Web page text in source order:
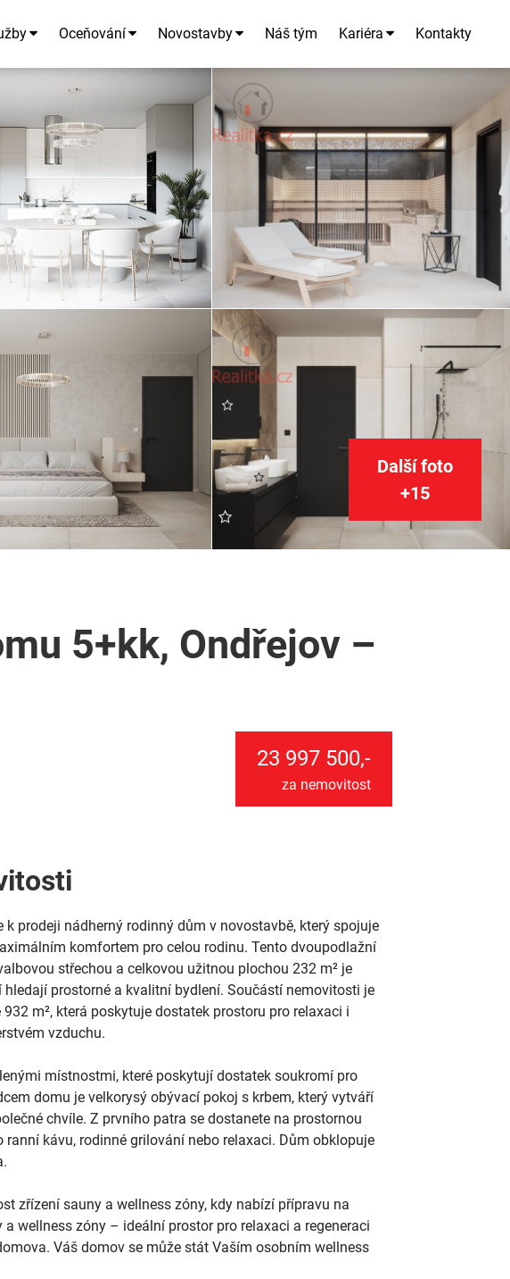
Oceňování Novostavby Náš tým Kariéra Kontakty
Další foto
+15
5+kk, Ondřejov –
23 997 500,-
za nemovitost
k prodeji nádherný rodinný dům v novostavbě, který spojuje
komfortem pro celou rodinu. Tento dvoupodlažní
střechou a celkovou užitnou plochou 232 m² je
hledají prostorné a kvalitní bydlení. Součástí nemovitosti je
m², která poskytuje dostatek prostoru pro relaxaci i
vzduchu.
místnostmi, které poskytují dostatek soukromí pro
domu je velkorysý obývací pokoj s krbem, který vytváří
chvíle. Z prvního patra se dostanete na prostornou
kávu, rodinné grilování nebo relaxaci. Dům obklopuje
zřízení sauny a wellness zóny, kdy nabízí přípravu na
wellness zóny – ideální prostor pro relaxaci a regeneraci
Váš domov se může stát Vaším osobním wellness